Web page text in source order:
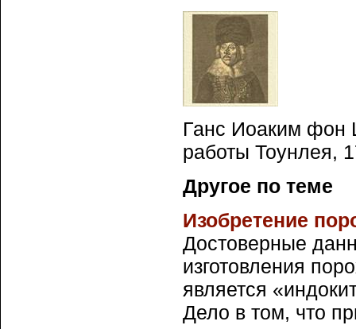
Ганс Иоаким фон
работы Тоунлея,
Другое по теме
Изобретение
Достоверные
изготовления
является
Дело в том, что